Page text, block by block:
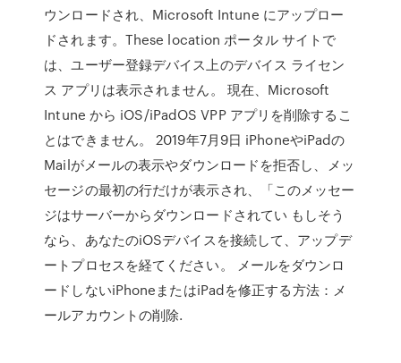
ウンロードされ、Microsoft Intune にアップロー
ドされます。These location ポータル サイトで
は、ユーザー登録デバイス上のデバイス ライセン
ス アプリは表示されません。 現在、Microsoft
Intune から iOS/iPadOS VPP アプリを削除するこ
とはできません。 2019年7月9日 iPhoneやiPadの
Mailがメールの表示やダウンロードを拒否し、メッ
セージの最初の行だけが表示され、「このメッセー
ジはサーバーからダウンロードされてい もしそう
なら、あなたのiOSデバイスを接続して、アップデ
ートプロセスを経てください。 メールをダウンロ
ードしないiPhoneまたはiPadを修正する方法：メ
ールアカウントの削除.